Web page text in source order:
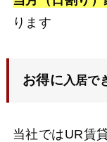
ります
お得に入居で
当社ではUR賃